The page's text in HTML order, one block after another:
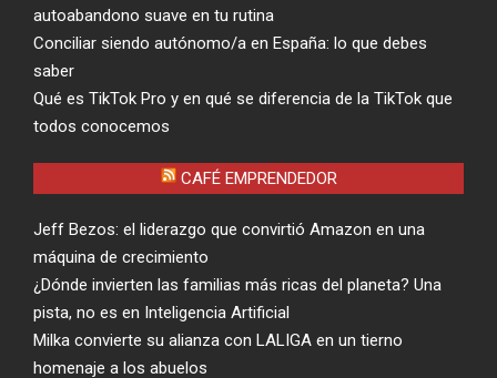
autoabandono suave en tu rutina
Conciliar siendo autónomo/a en España: lo que debes
saber
Qué es TikTok Pro y en qué se diferencia de la TikTok que
todos conocemos
CAFÉ EMPRENDEDOR
Jeff Bezos: el liderazgo que convirtió Amazon en una
máquina de crecimiento
¿Dónde invierten las familias más ricas del planeta? Una
pista, no es en Inteligencia Artificial
Milka convierte su alianza con LALIGA en un tierno
homenaje a los abuelos